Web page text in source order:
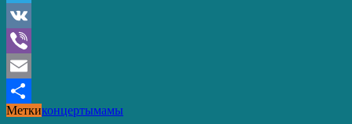
Telegram
VK
Viber
Email
Отправить
Меткиконцертымамы